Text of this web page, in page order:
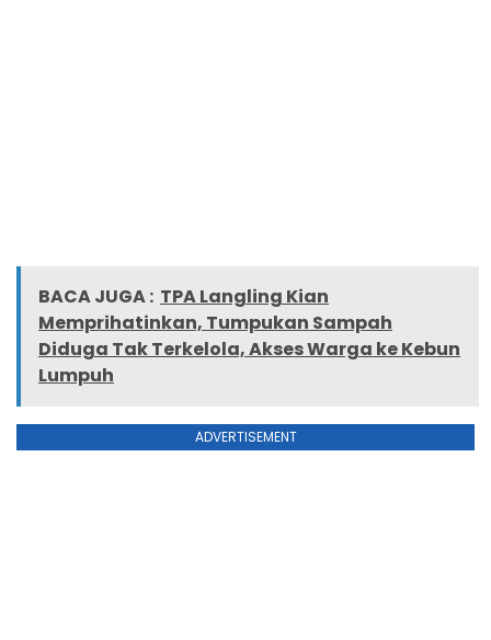
BACA JUGA : TPA Langling Kian
Memprihatinkan, Tumpukan Sampah
Diduga Tak Terkelola, Akses Warga ke Kebun
Lumpuh
ADVERTISEMENT